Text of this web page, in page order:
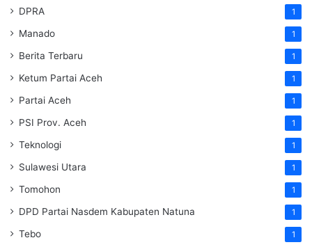
DPRA 1
Manado 1
Berita Terbaru 1
Ketum Partai Aceh 1
Partai Aceh 1
PSI Prov. Aceh 1
Teknologi 1
Sulawesi Utara 1
Tomohon 1
DPD Partai Nasdem Kabupaten Natuna 1
Tebo 1